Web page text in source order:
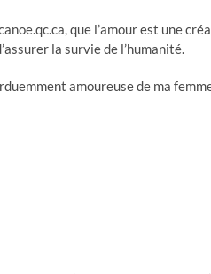
que l’amour est une
la survie de l’humanité.
amoureuse de ma